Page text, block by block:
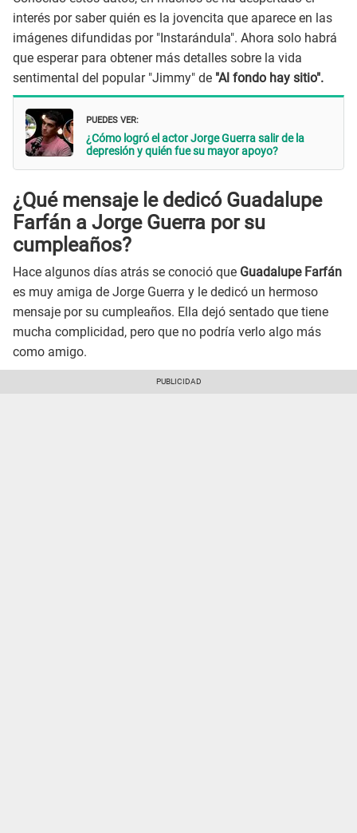
interés por saber quién es la jovencita que aparece en las
imágenes difundidas por "Instarándula". Ahora solo habrá
que esperar para obtener más detalles sobre la vida
sentimental del popular "Jimmy" de "Al fondo hay sitio".
PUEDES VER:
¿Cómo logró el actor Jorge Guerra salir de la
depresión y quién fue su mayor apoyo?
¿Qué mensaje le dedicó Guadalupe
Farfán a Jorge Guerra por su
cumpleaños?
Hace algunos días atrás se conoció que Guadalupe Farfán
es muy amiga de Jorge Guerra y le dedicó un hermoso
mensaje por su cumpleaños. Ella dejó sentado que tiene
mucha complicidad, pero que no podría verlo algo más
como amigo.